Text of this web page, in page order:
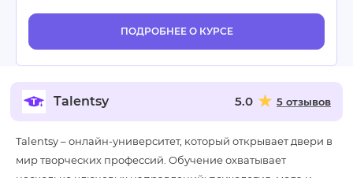
ПОДРОБНЕЕ О КУРСЕ
Talentsy 5.0 5 отзывов
Talentsy – онлайн-университет, который открывает двери в
мир творческих профессий. Обучение охватывает